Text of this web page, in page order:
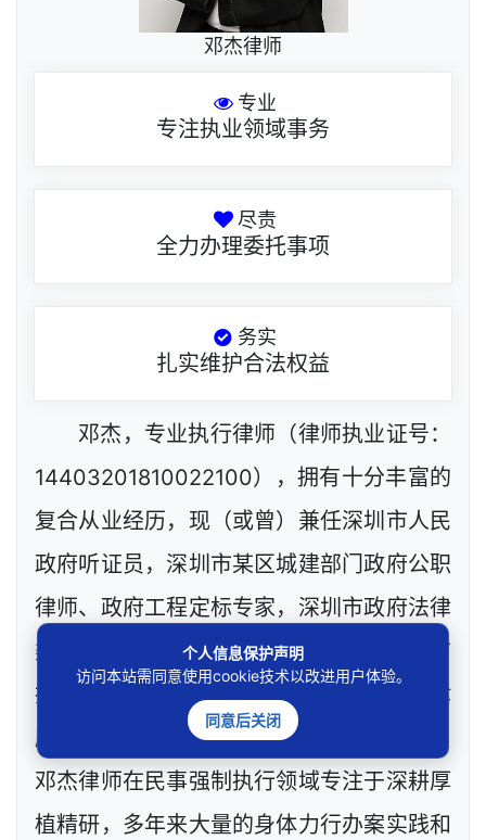
邓杰律师
专业
专注执业领域事务
尽责
全力办理委托事项
务实
扎实维护合法权益
邓杰，专业执行律师（律师执业证号：
14403201810022100），拥有十分丰富的
复合从业经历，现（或曾）兼任深圳市人民
政府听证员，深圳市某区城建部门政府公职
律师、政府工程定标专家，深圳市政府法律
类采购评审专家，网络技术工程师等，目前
执业于北京市炜衡（深圳）律师事务所（律
所执业证号：24403200511032007）。
邓杰律师在民事强制执行领域专注于深耕厚
植精研，多年来大量的身体力行办案实践和
个人信息保护声明
访问本站需同意使用cookie技术以改进用户体验。
同意后关闭